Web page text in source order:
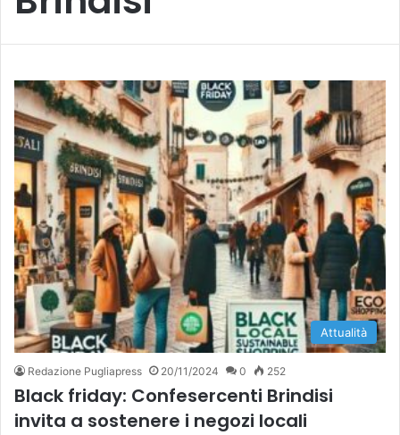
Attualità
Redazione Pugliapress 20/11/2024 0 252
Black friday: Confesercenti Brindisi
invita a sostenere i negozi locali